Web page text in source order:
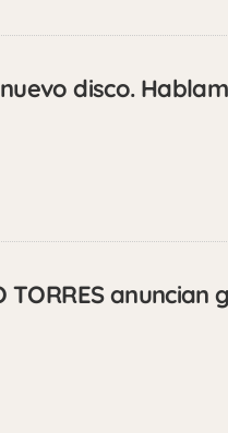
disco.
TORRES anuncian